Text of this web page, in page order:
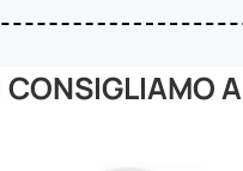
CONSIGLIAMO